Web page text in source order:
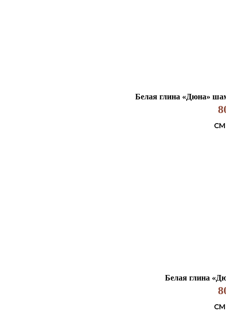
Белая глина «Дюна»
Белая глина